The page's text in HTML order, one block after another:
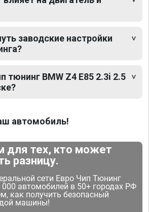
заводские настройки
тюнинг BMW Z4 E85 2.3i 2.5
автомобиль!
для тех, кто может
разницу.
сети Евро Чип Тюнинг
автомобилей в 50+ городах РФ
как получить безопасный
машины!